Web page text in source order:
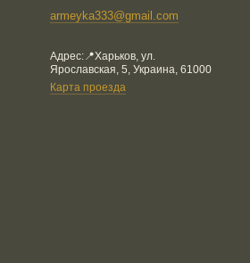
armeyka333@gmail.com
Адрес:📍Харьков, ул.
Ярославская, 5, Украина, 61000
Карта проезда